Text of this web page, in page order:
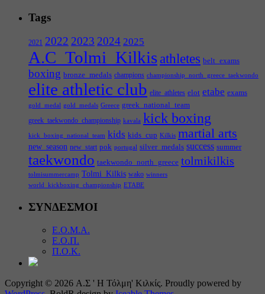
Tags
2021 2022 2023 2024 2025
A.C_Tolmi_Kilkis athletes belt_exams
boxing bronze_medals champions championship_north_greece_taekwondo
elite athletic club elite_athletes elot etabe exams
gold_medal gold_medals Greece greek_national_team
greek_taekwondo_championship kavala kick boxing
kick_boxing_national_team kids kids_cup Kilkis martial arts
new_season new_start pok portugal silver_medals success summer
taekwondo taekwondo_north_greece tolmikilkis
tolmisummercamp Tolmi_Kilkis wako winners
world_kickboxing_championship ΕΤΑΒΕ
ΣΥΝΔΕΣΜΟΙ
Ε.Ο.Μ.Α.
Ε.Ο.Π.
Π.Ο.Κ.
Copyright © 2026 Α.Σ ' Η Τόλμη' Κιλκίς. Proudly powered by